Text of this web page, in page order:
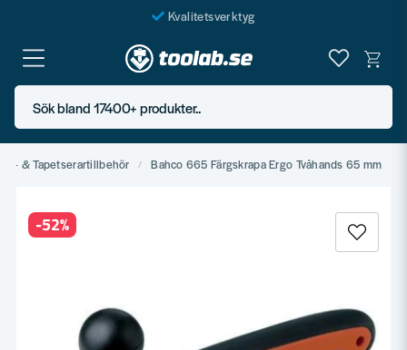
Kvalitetsverktyg
Fraktfritt över 999 SEK*
En järnhandel för alla
Butik i Göteborg
Sök bland 17400+ produkter..
& Tapetserartillbehör Bahco 665 Färgskrapa Ergo Tvåhands 65 mm
-52%